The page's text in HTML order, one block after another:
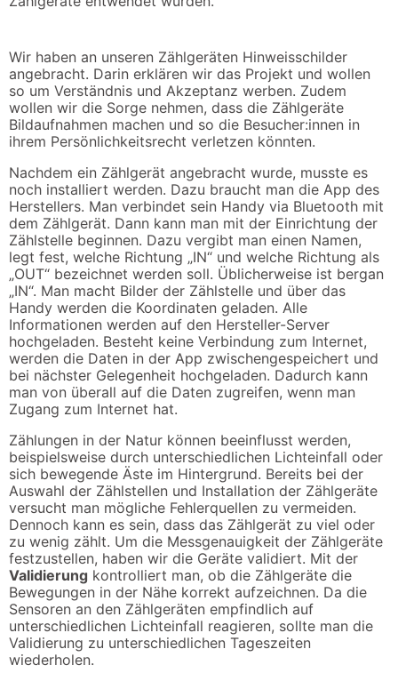
Wir haben an unseren Zählgeräten Hinweisschilder
angebracht. Darin erklären wir das Projekt und wollen
so um Verständnis und Akzeptanz werben. Zudem
wollen wir die Sorge nehmen, dass die Zählgeräte
Bildaufnahmen machen und so die Besucher:innen in
ihrem Persönlichkeitsrecht verletzen könnten.
Nachdem ein Zählgerät angebracht wurde, musste es
noch installiert werden. Dazu braucht man die App des
Herstellers. Man verbindet sein Handy via Bluetooth mit
dem Zählgerät. Dann kann man mit der Einrichtung der
Zählstelle beginnen. Dazu vergibt man einen Namen,
legt fest, welche Richtung „IN“ und welche Richtung als
„OUT“ bezeichnet werden soll. Üblicherweise ist bergan
„IN“. Man macht Bilder der Zählstelle und über das
Handy werden die Koordinaten geladen. Alle
Informationen werden auf den Hersteller-Server
hochgeladen. Besteht keine Verbindung zum Internet,
werden die Daten in der App zwischengespeichert und
bei nächster Gelegenheit hochgeladen. Dadurch kann
man von überall auf die Daten zugreifen, wenn man
Zugang zum Internet hat.
Zählungen in der Natur können beeinflusst werden,
beispielsweise durch unterschiedlichen Lichteinfall oder
sich bewegende Äste im Hintergrund. Bereits bei der
Auswahl der Zählstellen und Installation der Zählgeräte
versucht man mögliche Fehlerquellen zu vermeiden.
Dennoch kann es sein, dass das Zählgerät zu viel oder
zu wenig zählt. Um die Messgenauigkeit der Zählgeräte
festzustellen, haben wir die Geräte validiert. Mit der
Validierung kontrolliert man, ob die Zählgeräte die
Bewegungen in der Nähe korrekt aufzeichnen. Da die
Sensoren an den Zählgeräten empfindlich auf
unterschiedlichen Lichteinfall reagieren, sollte man die
Validierung zu unterschiedlichen Tageszeiten
wiederholen.